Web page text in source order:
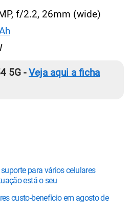
f/2.2, 26mm (wide)
5G -Veja aqui a ficha
para vários celulares
está o seu
custo-benefício em agosto de